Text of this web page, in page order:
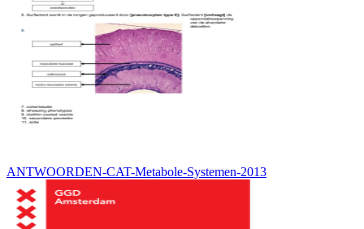
ANTWOORDEN-CAT-Metabole-Systemen-2013